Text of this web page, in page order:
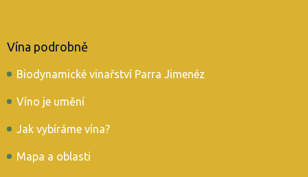
Vína podrobně
Biodynamické vinařství Parra Jimenéz
Víno je umění
Jak vybíráme vína?
Mapa a oblasti